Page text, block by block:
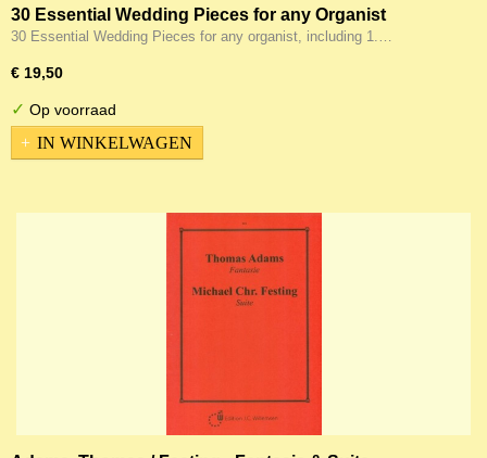
30 Essential Wedding Pieces for any Organist
30 Essential Wedding Pieces for any organist, including 1.…
€ 19,50
✓ Op voorraad
IN WINKELWAGEN